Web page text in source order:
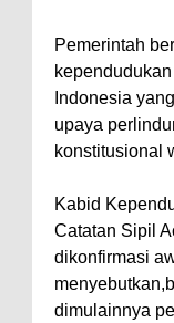
Pemerintah
Indonesia
upaya
konstitusional
Kabid
Catatan Sipil
dikonfirmasi
dimulainnya